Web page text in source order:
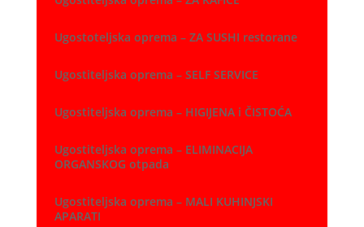
Ugostoteljska oprema – ZA SUSHI restorane
Ugostiteljska oprema – SELF SERVICE
Ugostiteljska oprema – HIGIJENA i ČISTOĆA
Ugostiteljska oprema – ELIMINACIJA
ORGANSKOG otpada
Ugostiteljska oprema – MALI KUHINJSKI
APARATI